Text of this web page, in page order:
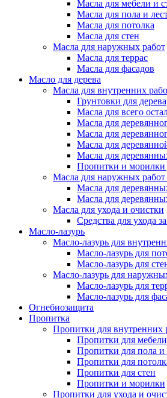
Масла для мебели и
Масла для пола и
Масла для потолка
Масла для стен
Масла для наружных работ
Масла для террас
Масла для фасадов
Масло для дерева
Масла для внутренних
Грунтовки для дерева
Масла для всего
Масла для
Масла для
Масла для
Масла для
Пропитки и морилки
Масла для наружных работ
Масла для
Масла для
Масла для ухода и очистки
Средства для ухода
Масло-лазурь
Масло-лазурь для
Масло-лазурь для
Масло-лазурь для
Масло-лазурь для
Масло-лазурь для
Масло-лазурь для
Огнебиозащита
Пропитка
Пропитки для внутренних
Пропитки для
Пропитки для пола и
Пропитки для
Пропитки для стен
Пропитки и морилки
Пропитки для ухода и